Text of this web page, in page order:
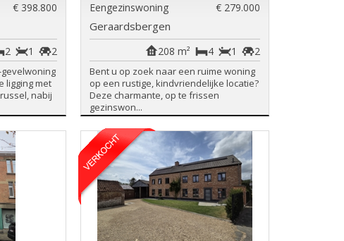
€ 398.800
2
1
2
ligging met
nabij
Eengezinswoning € 279.000
Geraardsbergen
2
1
4
208 m²
Bent u op zoek naar een ruime woning
op een rustige, kindvriendelijke locatie?
Deze charmante, op te frissen
gezinswon...